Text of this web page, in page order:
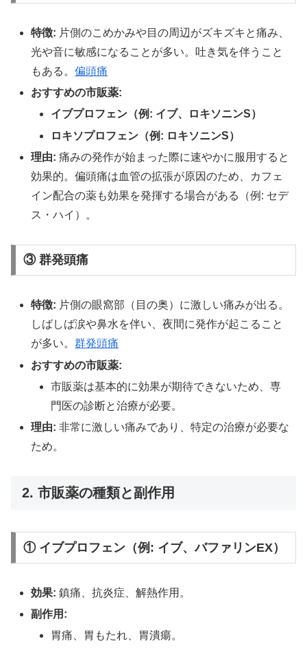
特徴: 片側のこめかみや目の周辺がズキズキと痛み、
光や音に敏感になることが多い。吐き気を伴うこと
もある。偏頭痛
おすすめの市販薬:
イブプロフェン（例: イブ、ロキソニンS）
ロキソプロフェン（例: ロキソニンS）
理由: 痛みの発作が始まった際に速やかに服用すると
効果的。偏頭痛は血管の拡張が原因のため、カフェ
イン配合の薬も効果を発揮する場合がある（例: セデ
ス・ハイ）。
③ 群発頭痛
特徴: 片側の眼窩部（目の奥）に激しい痛みが出る。
しばしば涙や鼻水を伴い、夜間に発作が起こること
が多い。群発頭痛
おすすめの市販薬:
市販薬は基本的に効果が期待できないため、専
門医の診断と治療が必要。
理由: 非常に激しい痛みであり、特定の治療が必要な
ため。
2. 市販薬の種類と副作用
① イブプロフェン（例: イブ、バファリンEX）
効果: 鎮痛、抗炎症、解熱作用。
副作用:
胃痛、胃もたれ、胃潰瘍。